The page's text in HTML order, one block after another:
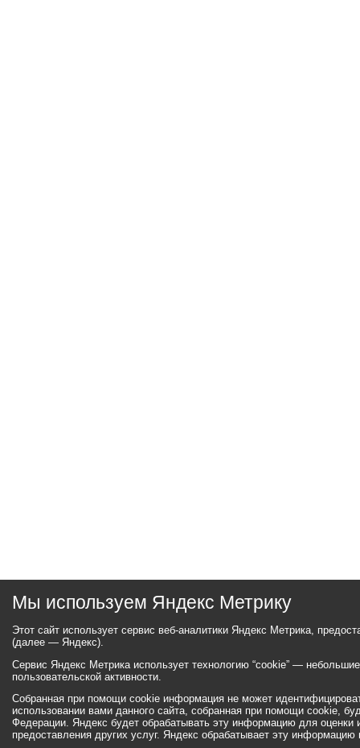
Мы используем Яндекс Метрику
Этот сайт использует сервис веб-аналитики Яндекс Метрика,
(далее — Яндекс).
Сервис Яндекс Метрика использует технологию “cookie” —
пользовательской активности.
Собранная при помощи cookie информация не может
использовании вами данного сайта, собранная при помощи cookie,
Федерации. Яндекс будет обрабатывать эту информацию для оценки
предоставления других услуг. Яндекс обрабатывает эту